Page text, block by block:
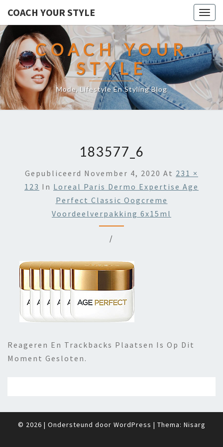
COACH YOUR STYLE
COACH YOUR
STYLE
Mode, Lifestyle En Styling Blog
183577_6
Gepubliceerd November 4, 2020 At 231 ×
123 In Loreal Paris Dermo Expertise Age
Perfect Classic Oogcreme
Voordeelverpakking 6x15ml
/
Reageren En Trackbacks Plaatsen Is Op Dit
Moment Gesloten.
© 2026 | Ondersteund door WordPress | Thema: Nisarg